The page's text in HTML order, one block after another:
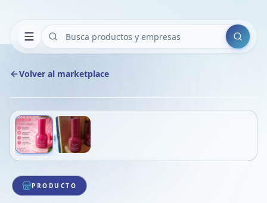
Buscar
Volver al marketplace
1/2
PRODUCTO